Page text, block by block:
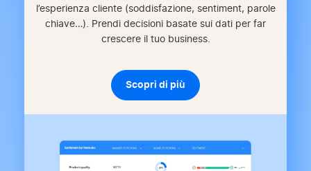
l’esperienza cliente (soddisfazione, sentiment, parole
chiave…). Prendi decisioni basate sui dati per far
crescere il tuo business.
Scopri di più